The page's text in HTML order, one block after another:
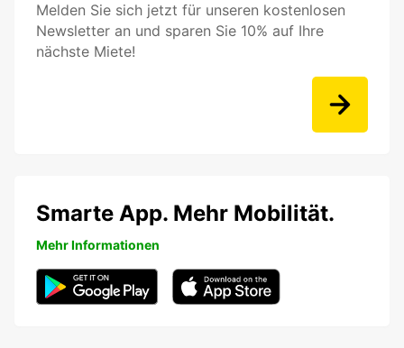
Melden Sie sich jetzt für unseren kostenlosen
Newsletter an und sparen Sie 10% auf Ihre
nächste Miete!
Smarte App. Mehr Mobilität.
Mehr Informationen